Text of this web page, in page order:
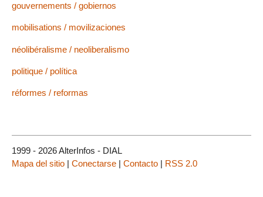
gouvernements / gobiernos
mobilisations / movilizaciones
néolibéralisme / neoliberalismo
politique / política
réformes / reformas
1999 - 2026 AlterInfos - DIAL
Mapa del sitio | Conectarse | Contacto | RSS 2.0